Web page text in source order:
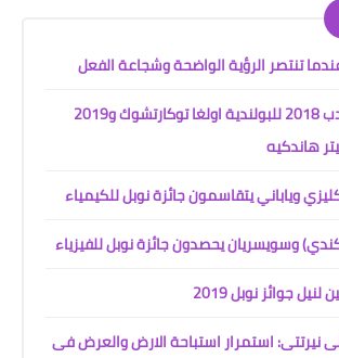
تنتصر الرؤية الواضحة وشجاعة الفعل
نوبل في الادب 2018 للبولندية اولغا توكارتشوك و2019
هاندكيه
وياباني يتقاسمون جائزة نوبل للكيمياء
وسويسريان يحصدون جائزة نوبل للفيزياء
جوائز نوبل 2019
نيرتتى: استمرار استباحة الارض والعرض فى